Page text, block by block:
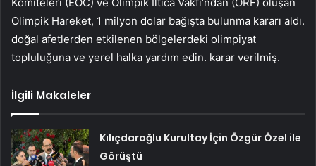
Olimpik Hareket, 1 milyon dolar bağışta bulunma kararı aldı.
doğal afetlerden etkilenen bölgelerdeki olimpiyat
topluluğuna ve yerel halka yardım edin. karar verilmiş.
İlgili Makaleler
Kılıçdaroğlu Kurultay İçin Özgür Özel ile
Görüştü